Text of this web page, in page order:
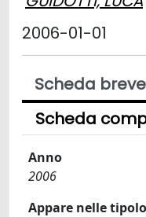
2006-01-01
Scheda breve
Scheda
Anno
2006
Appare nelle